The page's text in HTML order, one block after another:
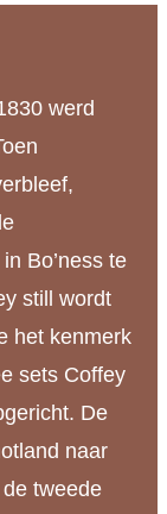
werd
Bo’ness te
still wordt
het kenmerk
sets Coffey
De
naar
tweede